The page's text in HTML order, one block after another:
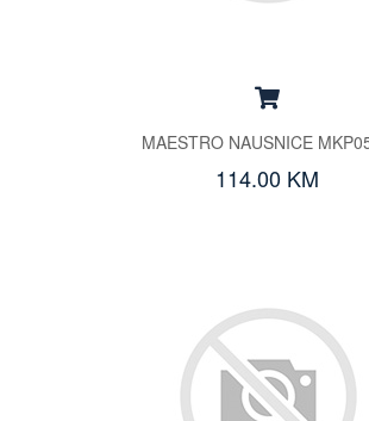
MAESTRO NAUSNICE
114.00 KM